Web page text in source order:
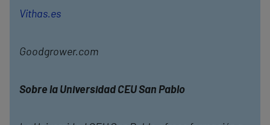
Vithas.es
Goodgrower.com
Sobre la Universidad CEU San Pablo